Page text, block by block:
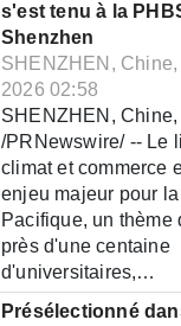
s'est tenu à la
Shenzhen
SHENZHEN, Chine,
2026 02:58
SHENZHEN,
/PRNewswire/ -- Le
climat et commerce
enjeu majeur pour
Pacifique, un thème
près d'une centaine
d'universitaires,…
Présélectionné